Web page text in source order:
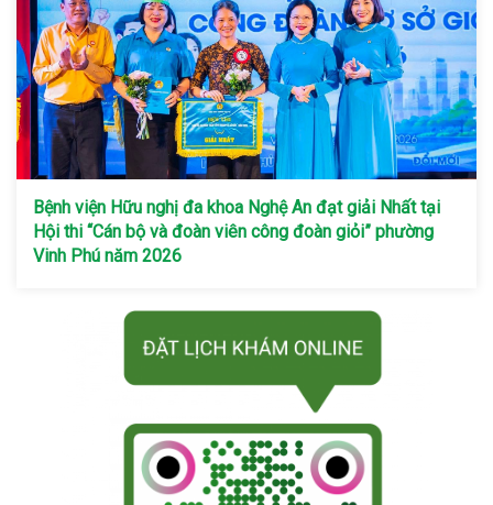
Bệnh viện Hữu nghị đa khoa Nghệ An đạt giải Nhất tại
Hội thi “Cán bộ và đoàn viên công đoàn giỏi” phường
Vinh Phú năm 2026